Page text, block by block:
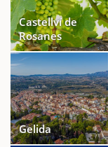
Castellví de
Rosanes
Gelida